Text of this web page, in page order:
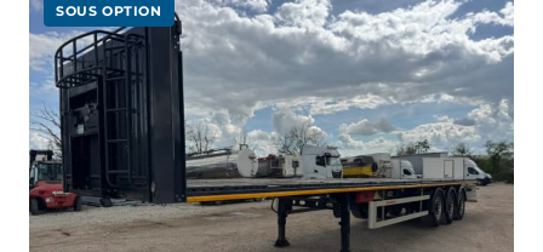
SOUS OPTION